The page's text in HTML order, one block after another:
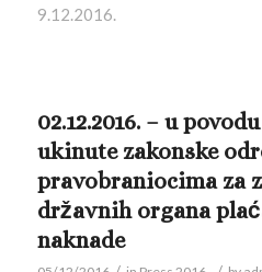
9.12.2016.
02.12.2016. – u
ukinute zakonske
pravobraniocima za
državnih organa
naknade